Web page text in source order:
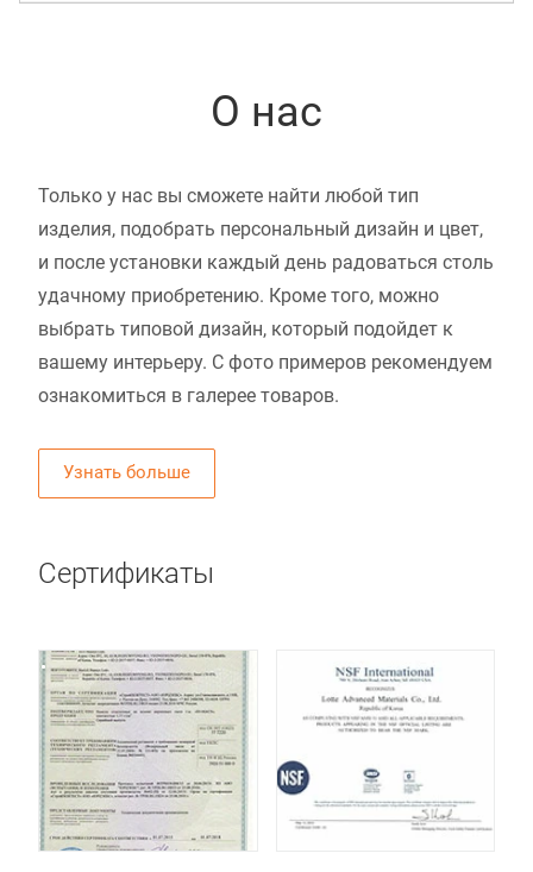
О нас
Только у нас вы сможете найти любой тип
изделия, подобрать персональный дизайн и цвет,
и после установки каждый день радоваться столь
удачному приобретению. Кроме того, можно
выбрать типовой дизайн, который подойдет к
вашему интерьеру. С фото примеров рекомендуем
ознакомиться в галерее товаров.
Узнать больше
Сертификаты